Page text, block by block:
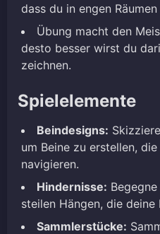
dass du in engen
Übung macht den
desto besser wirst du
zeichnen.
Spielelemente
Beindesigns:
um Beine zu erstellen,
navigieren.
Hindernisse:
steilen Hängen, die
Sammlerstücke: